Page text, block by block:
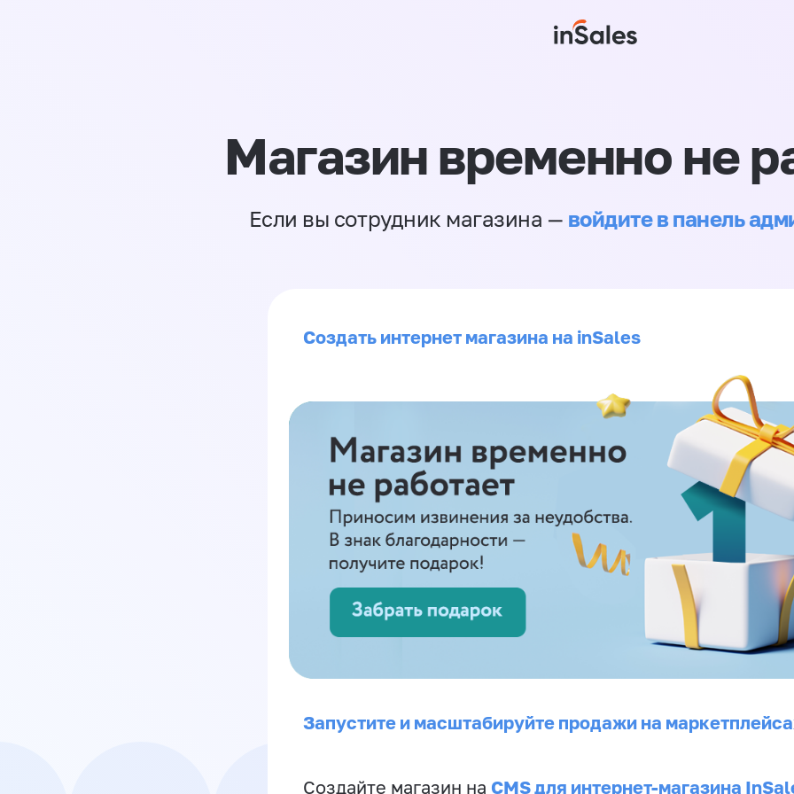
Магазин временно не
Если вы сотрудник магазина — войдите в панель
Создать интернет магазина на inSales
Запустите и масштабируйте продажи на
Создайте магазин на CMS для интернет-магазина